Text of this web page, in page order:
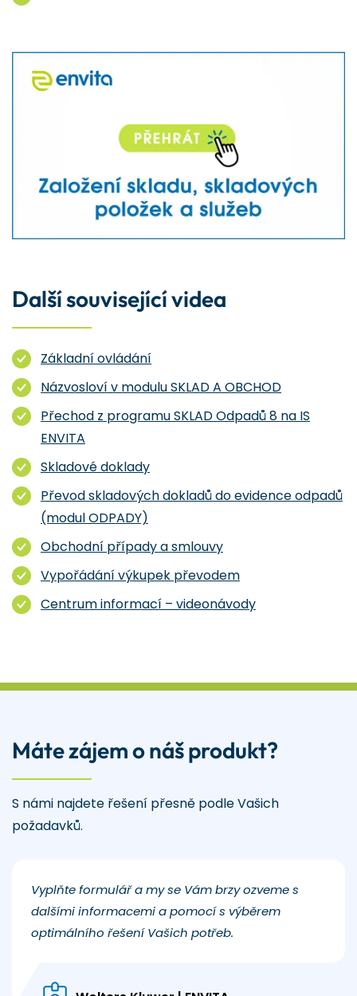
Další související videa
Základní ovládání
Názvosloví v modulu SKLAD A OBCHOD
Přechod z programu SKLAD Odpadů 8 na IS
ENVITA
Skladové doklady
Převod skladových dokladů do evidence odpadů
(modul ODPADY)
Obchodní případy a smlouvy
Vypořádání výkupek převodem
Centrum informací – videonávody
Máte zájem o náš produkt?
S námi najdete řešení přesně podle Vašich
požadavků.
Vyplňte formulář a my se Vám brzy ozveme s
dalšími informacemi a pomocí s výběrem
optimálního řešení Vašich potřeb.